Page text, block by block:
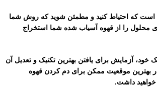
است که احتیاط کنید و مطمئن شوید که روش شما
محلول را از قهوه آسیاب شده شما استخراج
خود، آزمایش برای یافتن بهترین تکنیک و تعدیل آن
بهترین موقعیت ممکن برای دم کردن قهوه
داشت.